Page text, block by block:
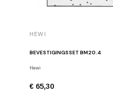
HEWI
BEVESTIGINGSSET BM20.4
Hewi
€ 65,30